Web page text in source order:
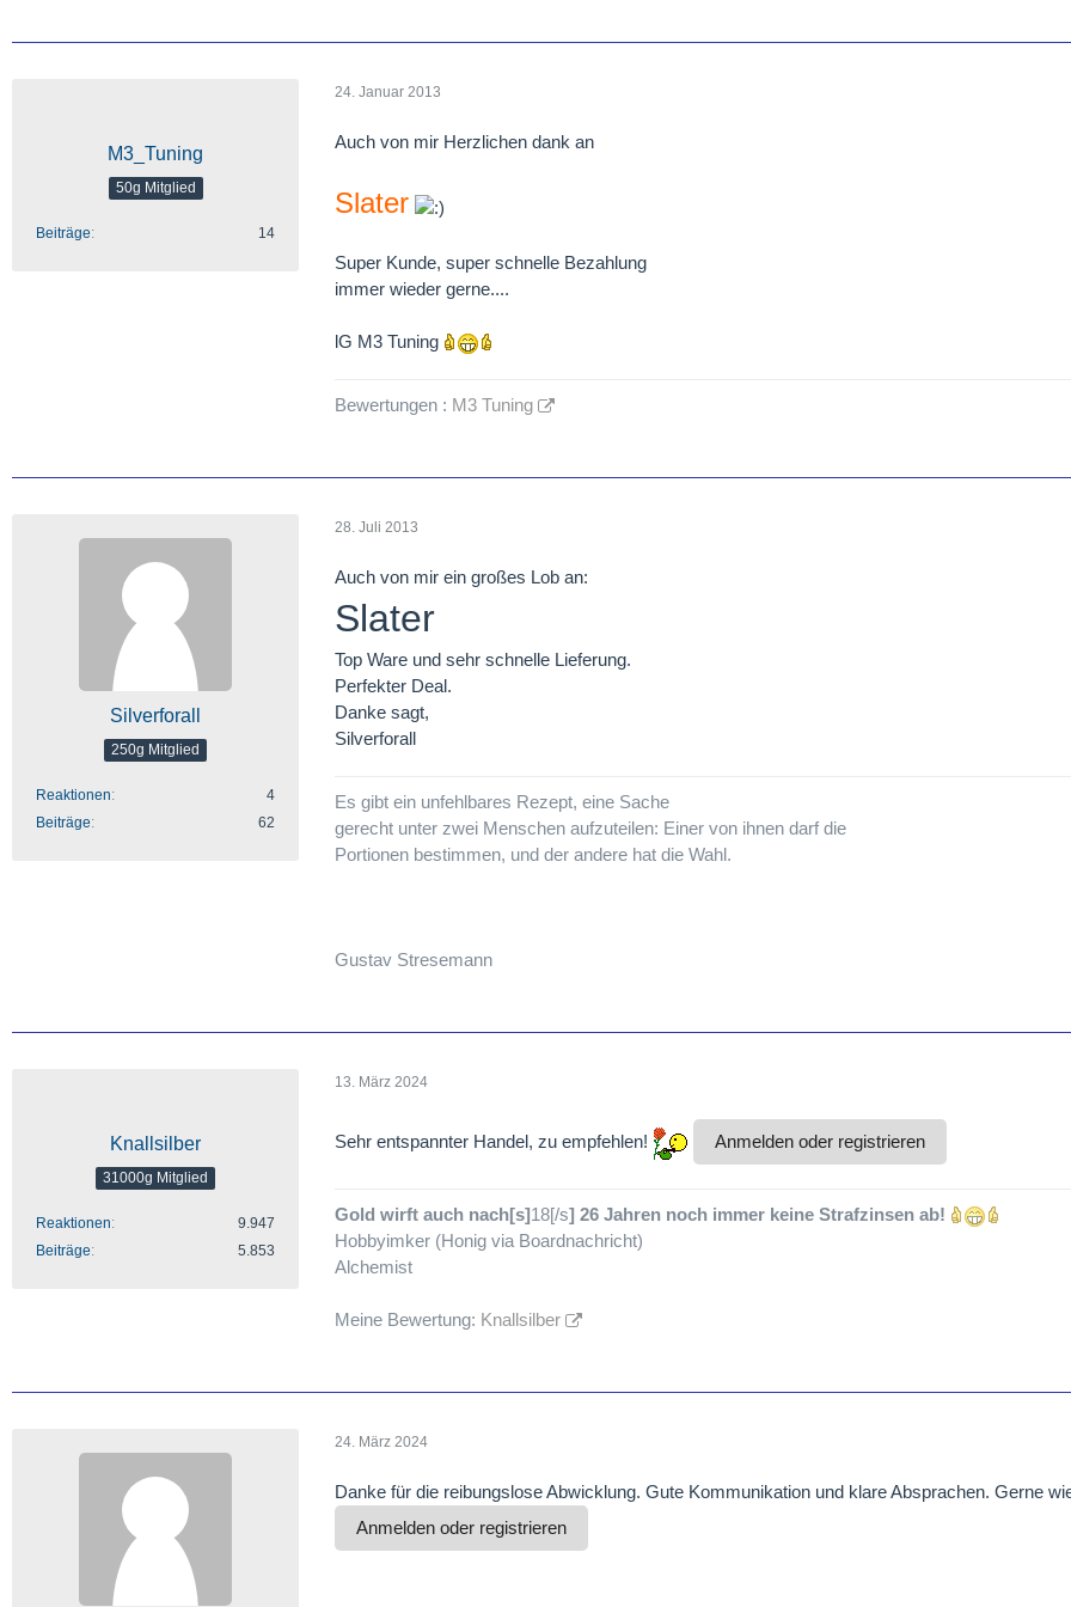
M3_Tuning
50g Mitglied
Beiträge 14
24. Januar 2013
Auch von mir Herzlichen dank an
Slater
Super Kunde, super schnelle Bezahlung
immer wieder gerne....
lG M3 Tuning
Bewertungen : M3 Tuning
Silverforall
250g Mitglied
Reaktionen
4
Beiträge
62
28. Juli 2013
Auch von mir ein großes Lob an:
Slater
Top Ware und sehr schnelle Lieferung.
Perfekter Deal.
Danke sagt,
Silverforall
Es gibt ein unfehlbares Rezept, eine Sache
gerecht unter zwei Menschen aufzuteilen: Einer von ihnen darf die
Portionen bestimmen, und der andere hat die Wahl.
Gustav Stresemann
Knallsilber
31000g Mitglied
Reaktionen
9.947
Beiträge
5.853
13. März 2024
Sehr entspannter Handel, zu empfehlen! Anmelden oder registrieren
Gold wirft auch nach[s]18[/s] 26 Jahren noch immer keine Strafzinsen ab!
Hobbyimker (Honig via Boardnachricht)
Alchemist
Meine Bewertung: Knallsilber
24. März 2024
Danke für die reibungslose Abwicklung. Gute Kommunikation und klare Absprachen. Gerne
Anmelden oder registrieren